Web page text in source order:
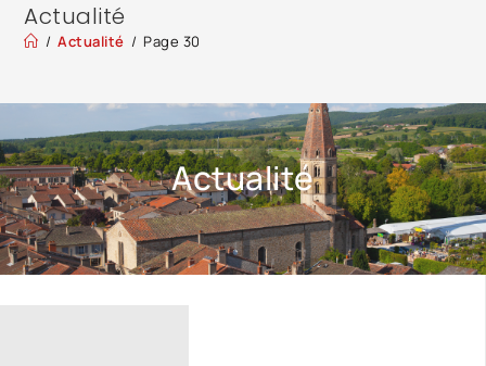
Actualité
/ Actualité / Page 30
Actualité